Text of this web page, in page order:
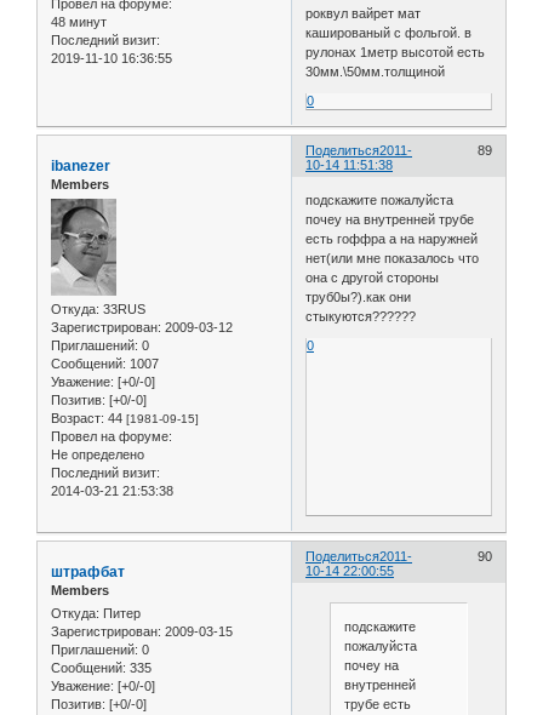
Провел на форуме:
48 минут
Последний визит:
2019-11-10 16:36:55
роквул вайрет мат
кашированый с фольгой. в
рулонах 1метр высотой есть
30мм.\50мм.толщиной
0
Поделиться 89
2011-
10-14 11:51:38
ibanezer
Members
Откуда: 33RUS
Зарегистрирован: 2009-03-12
Приглашений: 0
Сообщений: 1007
Уважение: [+0/-0]
Позитив: [+0/-0]
Возраст: 44 [1981-09-15]
Провел на форуме:
Не определено
Последний визит:
2014-03-21 21:53:38
подскажите пожалуйста
почеу на внутренней трубе
есть гоффра а на наружней
нет(или мне показалось что
она с другой стороны
труб0ы?).как они
стыкуются??????
0
Поделиться 90
2011-
10-14 22:00:55
штрафбат
Members
Откуда: Питер
Зарегистрирован: 2009-03-15
Приглашений: 0
Сообщений: 335
Уважение: [+0/-0]
Позитив: [+0/-0]
подскажите
пожалуйста
почеу на
внутренней
трубе есть